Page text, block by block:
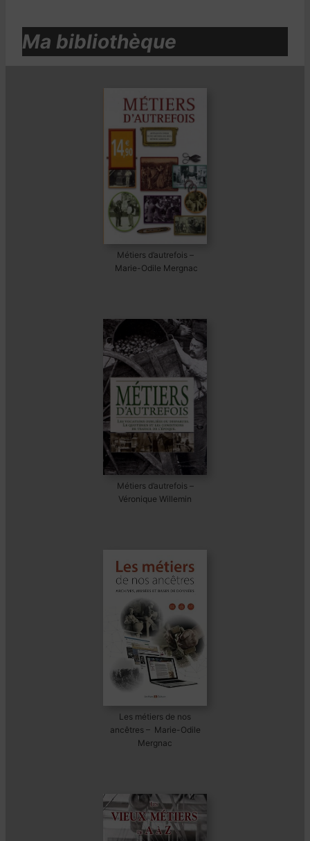
Ma bibliothèque
Métiers d’autrefois –
Marie-Odile Mergnac
Métiers d’autrefois –
Véronique Willemin
Les métiers de nos
ancêtres – Marie-Odile
Mergnac